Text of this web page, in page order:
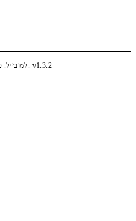
© 2026 בודק WhatsApp למובייל. כל הזכויות שמורות. v1.3.2